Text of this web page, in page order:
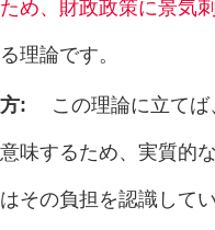
め、財政政策に景気
理論です。
: この理論に立てば
味するため、実質的
その負担を認識して